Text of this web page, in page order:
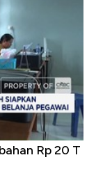
Rp 20 T